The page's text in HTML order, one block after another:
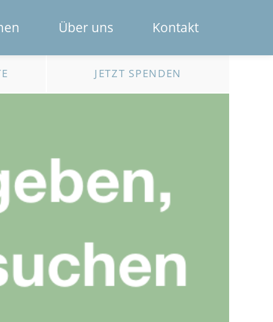
Über uns
Das Spendenportal
Erklärfilme
Registrierung für Institutionen
Kontakt
JETZT SPENDEN